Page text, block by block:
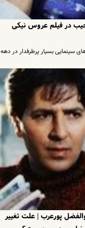
در فیلم عروس نیکی
بسیار پرطرفدار در دهه 60 بوده است.
پورعرب | علت تغییر